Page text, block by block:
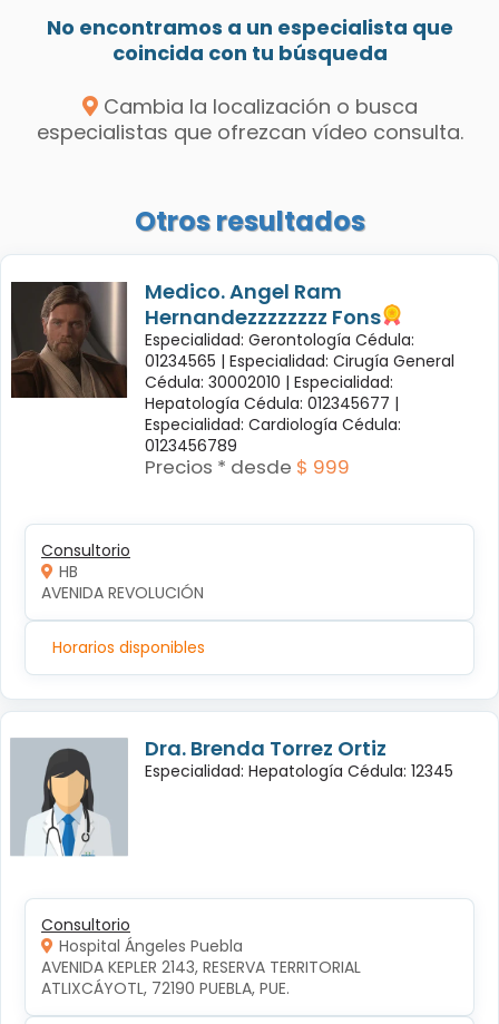
No encontramos a un especialista que
coincida con tu búsqueda
Cambia la localización o busca
especialistas que ofrezcan vídeo consulta.
Otros resultados
Medico. Angel Ram
Hernandezzzzzzzz Fons
Especialidad: Gerontología Cédula:
01234565 | Especialidad: Cirugía General
Cédula: 30002010 | Especialidad:
Hepatología Cédula: 012345677 |
Especialidad: Cardiología Cédula:
0123456789
Precios * desde $ 999
Consultorio
HB
AVENIDA REVOLUCIÓN
Horarios disponibles
Dra. Brenda Torrez Ortiz
Especialidad: Hepatología Cédula: 12345
Consultorio
Hospital Ángeles Puebla
AVENIDA KEPLER 2143, RESERVA TERRITORIAL
ATLIXCÁYOTL, 72190 PUEBLA, PUE.